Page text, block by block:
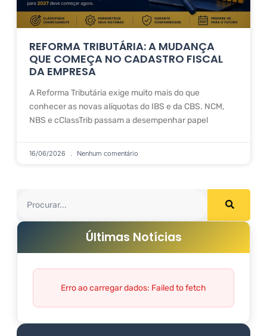
REFORMA TRIBUTÁRIA: A MUDANÇA
QUE COMEÇA NO CADASTRO FISCAL
DA EMPRESA
A Reforma Tributária exige muito mais do que
conhecer as novas alíquotas do IBS e da CBS. NCM,
NBS e cClassTrib passam a desempenhar papel
16/06/2026 Nenhum comentário
Últimas Notícias
Erro ao carregar dados: Failed to fetch